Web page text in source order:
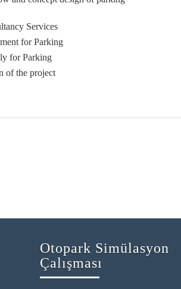
Services
for Parking
for Parking
of the project
Otopark Simülasyon
Çalışması